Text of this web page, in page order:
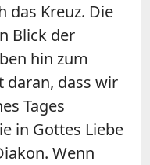
das Kreuz. Die
Blick der
hin zum
daran, dass wir
Tages
in Gottes Liebe
Wenn